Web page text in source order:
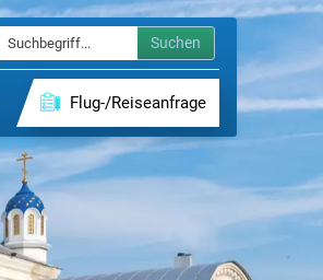
Suchen
Flug-/Reiseanfrage